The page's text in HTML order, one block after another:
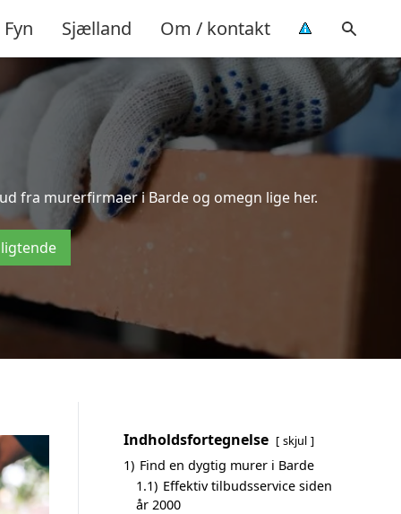
Fyn Sjælland Om / kontakt
fra murerfirmaer i Barde og omegn lige her.
Indholdsfortegnelse skjul
1) Find en dygtig murer i Barde
1.1) Effektiv tilbudsservice siden
år 2000